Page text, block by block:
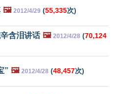
🖼️ 2012/4/29 (55,335次)
含泪讲话 🖼️ 2012/4/28 (70,124
” 🖼️ 2012/4/28 (48,457次)